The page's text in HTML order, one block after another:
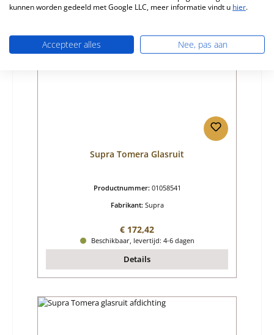
Nog 1 op voorraad!
Supra Tomera Glasruit
Productnummer: 01058541
Fabrikant: Supra
Normale prijs:
€ 172,42
Beschikbaar, levertijd: 4-6 dagen
Details
kunnen worden gedeeld met Google LLC, meer informatie vindt u hier.
Accepteer alles Nee, pas aan